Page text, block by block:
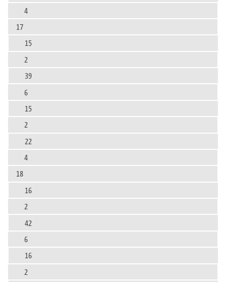
4
17
15
2
39
6
15
2
22
4
18
16
2
42
6
16
2